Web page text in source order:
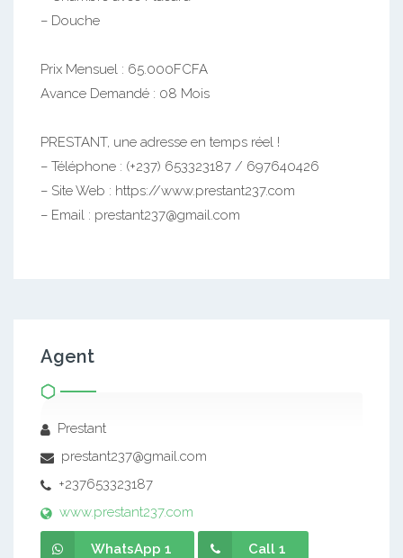
– Douche
Prix Mensuel : 65.000FCFA
Avance Demandé : 08 Mois
PRESTANT, une adresse en temps réel !
– Téléphone : (+237) 653323187 / 697640426
– Site Web : https://www.prestant237.com
– Email : prestant237@gmail.com
Agent
Prestant
prestant237@gmail.com
+237653323187
www.prestant237.com
WhatsApp 1 Call 1